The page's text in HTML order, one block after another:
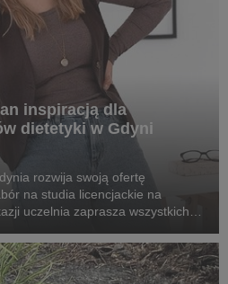
inspiracją dla
dietetyki w Gdyni
rozwija swoją ofertę
na studia licencjackie na
uczelnia zaprasza wszystkich
na bezpłatny webina...